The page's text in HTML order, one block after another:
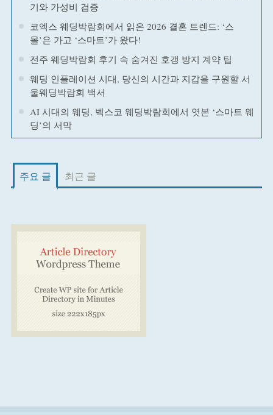
기와 가성비 검증
코엑스 웨딩박람회에서 읽은 2026 결혼 트렌드: ‘스
몰’은 가고 ‘스마트’가 왔다!
전주 웨딩박람회 후기 속 숨겨진 호갱 방지 계약 팁
웨딩 인플레이션 시대, 당신의 시간과 지갑을 구원할 서
울웨딩박람회 백서
AI 시대의 웨딩, 벡스코 웨딩박람회에서 엿본 ‘스마트 웨
딩’의 서막
주요 글 최근 글